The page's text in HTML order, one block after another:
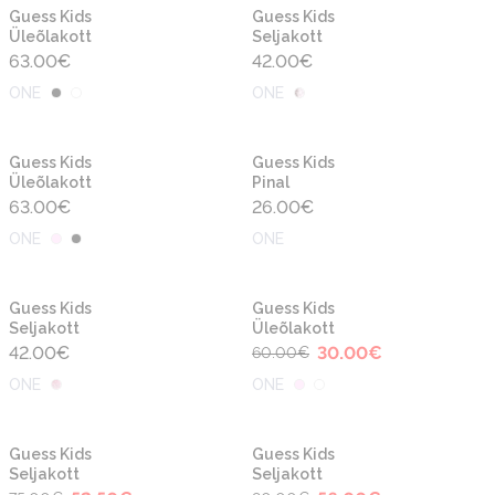
Guess Kids
Üleõlakott
63.00€
ONE
Guess Kids
Seljakott
42.00€
ONE
Guess Kids
Üleõlakott
63.00€
ONE
Guess Kids
Pinal
26.00€
ONE
Guess Kids
Seljakott
42.00€
ONE
-50%
Guess Kids
Üleõlakott
60.00€ 30.00€
ONE
-30%
Guess Kids
Seljakott
-30%
Guess Kids
Seljakott